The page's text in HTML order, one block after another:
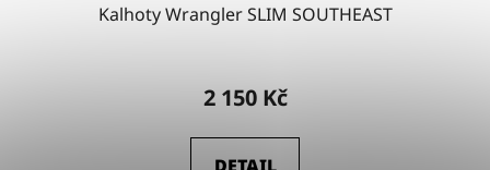
Kalhoty Wrangler SLIM SOUTHEAST
2 150 Kč
DETAIL